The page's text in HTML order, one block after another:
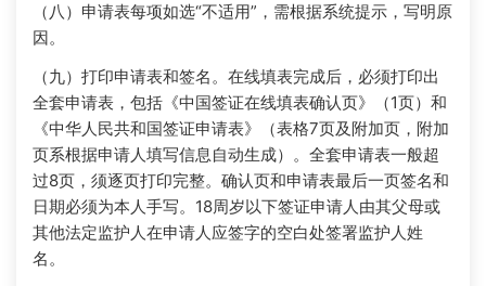
（八）申请表每项如选“不适用”，需根据系统提示，写明原
因。
（九）打印申请表和签名。在线填表完成后，必须打印出
全套申请表，包括《中国签证在线填表确认页》（1页）和
《中华人民共和国签证申请表》（表格7页及附加页，附加
页系根据申请人填写信息自动生成）。全套申请表一般超
过8页，须逐页打印完整。确认页和申请表最后一页签名和
日期必须为本人手写。18周岁以下签证申请人由其父母或
其他法定监护人在申请人应签字的空白处签署监护人姓
名。